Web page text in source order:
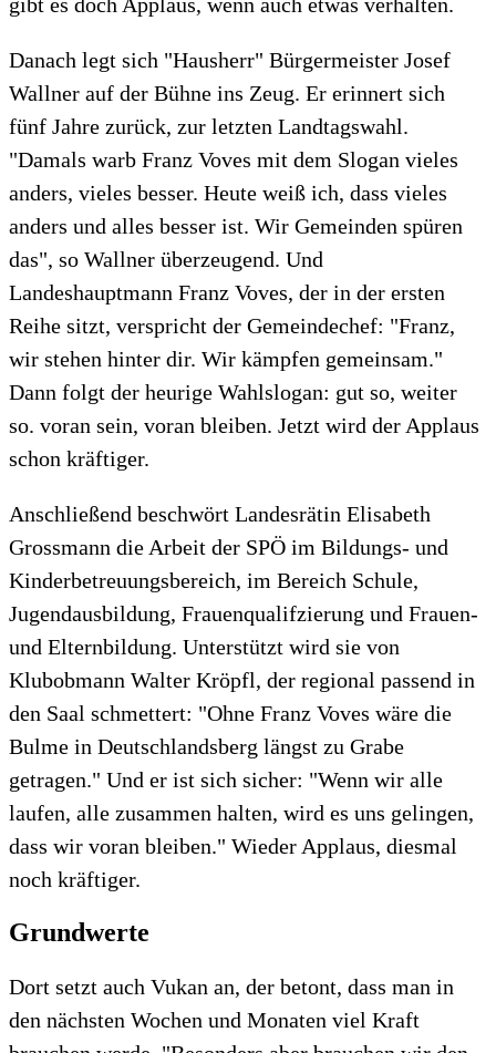
Danach legt sich "Hausherr" Bürgermeister Josef
Wallner auf der Bühne ins Zeug. Er erinnert sich
fünf Jahre zurück, zur letzten Landtagswahl.
"Damals warb Franz Voves mit dem Slogan vieles
anders, vieles besser. Heute weiß ich, dass vieles
anders und alles besser ist. Wir Gemeinden spüren
das", so Wallner überzeugend. Und
Landeshauptmann Franz Voves, der in der ersten
Reihe sitzt, verspricht der Gemeindechef: "Franz,
wir stehen hinter dir. Wir kämpfen gemeinsam."
Dann folgt der heurige Wahlslogan: gut so, weiter
so. voran sein, voran bleiben. Jetzt wird der Applaus
schon kräftiger.
Anschließend beschwört Landesrätin Elisabeth
Grossmann die Arbeit der SPÖ im Bildungs- und
Kinderbetreuungsbereich, im Bereich Schule,
Jugendausbildung, Frauenqualifzierung und Frauen-
und Elternbildung. Unterstützt wird sie von
Klubobmann Walter Kröpfl, der regional passend in
den Saal schmettert: "Ohne Franz Voves wäre die
Bulme in Deutschlandsberg längst zu Grabe
getragen." Und er ist sich sicher: "Wenn wir alle
laufen, alle zusammen halten, wird es uns gelingen,
dass wir voran bleiben." Wieder Applaus, diesmal
noch kräftiger.
Grundwerte
Dort setzt auch Vukan an, der betont, dass man in
den nächsten Wochen und Monaten viel Kraft